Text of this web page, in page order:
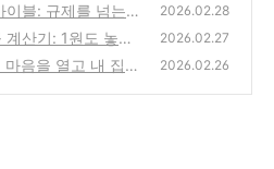
(0) 블: 규제를 넘는
2026.02.28
산기: 1원도 놓치
이션
(1)
2026.02.27
음을 열고 내 집으
2026.02.26